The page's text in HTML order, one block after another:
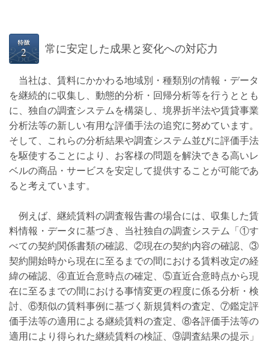
常に安定した成果と変化への対応力
当社は、賃料にかかわる地域別・種類別の情報・データ
を継続的に収集し、動態的分析・回帰分析等を行うととも
に、独自の調査システムを構築し、境界折半法や賃貸事業
分析法等の新しい有用な評価手法の追究に努めています。
そして、これらの分析結果や調査システム並びに評価手法
を駆使することにより、お客様の問題を解決できる高いレ
ベルの商品・サービスを安定して提供することが可能であ
ると考えています。
例えば、継続賃料の調査報告書の場合には、収集した賃
料情報・データに基づき、当社独自の調査システム「①す
べての契約関係書類の確認、②現在の契約内容の確認、③
契約開始時から現在に至るまでの間における賃料改定の経
緯の確認、④直近合意時点の確定、⑤直近合意時点から現
在に至るまでの間における事情変更の程度に係る分析・検
討、⑥類似の賃料事例に基づく新規賃料の査定、⑦鑑定評
価手法等の適用による継続賃料の査定、⑧各評価手法等の
適用により得られた継続賃料の検証、⑨調査結果の提示」